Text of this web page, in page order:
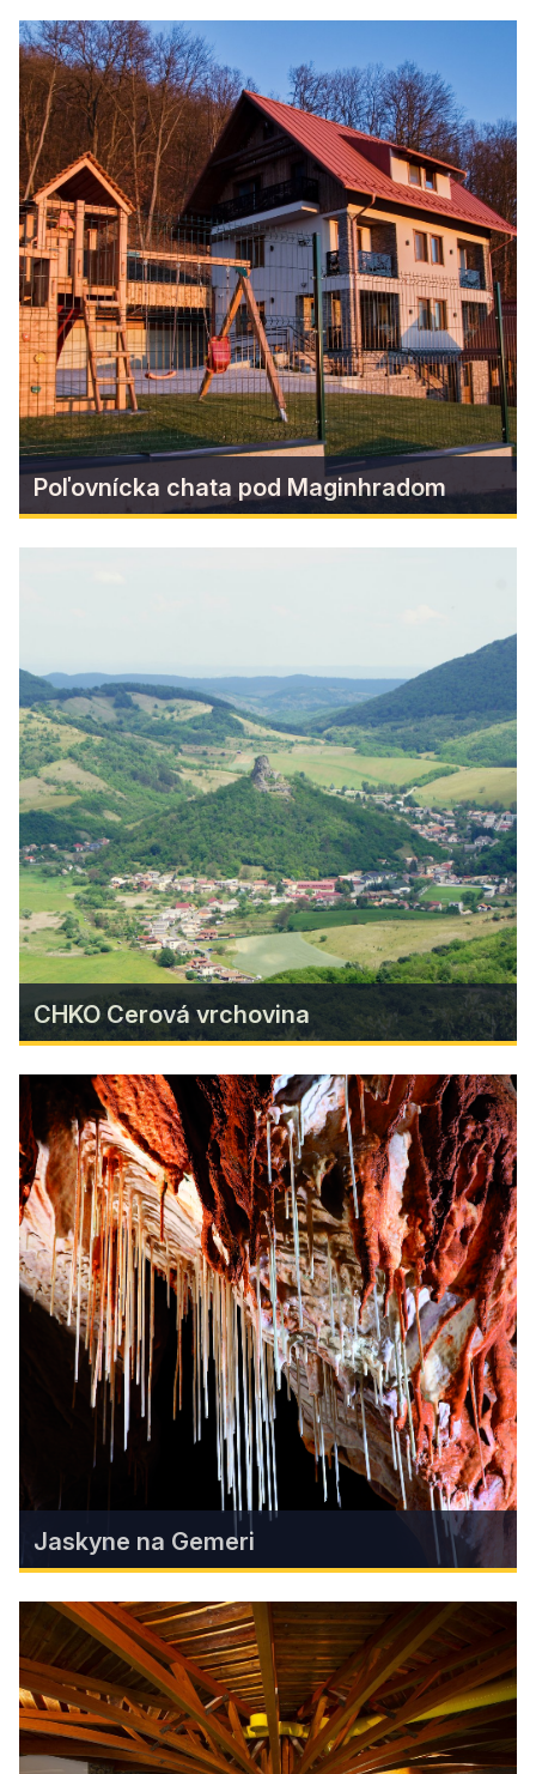
Národný park Slovenský kras
Najväčšie krasové územie planinového typu v
strednej Európe ukrýva vyše 1300 priepastí a
jaskýň. Stojí za to vidieť!
Zistiť viac
Poľovnícka chata pod Maginhradom
Maginhradom
Poľovnícka chata pod Maginhradom ponúka
komfortné ubytovanie v tichom prírodnom
prostredí, ideálne na oddych, oslavy aj spoločné
stretnutia. Vychutnajte si relax vo vírivke,
grilovanie v altánku a krásne výlety do okolitých
lesov či na Maginhrad.
Zistiť viac
CHKO Cerová vrchovina
CHKO Cerová vrchovina
Cerovú vrchovinu by sme mohli nazvať aj
krajinou vyhasnutých sopiek. Nachádza sa tu 9
turisticky značených chodníkov, 4 náučné
chodníky a 3 náučné lokality, ktoré prechádzajú
tými najatraktívnejšími časťami územia.
Zistiť viac
Jaskyne na Gemeri
Jaskyne na Gemeri